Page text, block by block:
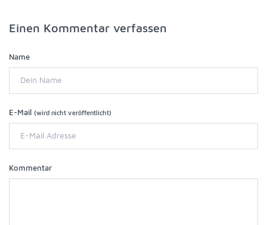
Einen Kommentar verfassen
Name
E-Mail (wird nicht veröffentlicht)
Kommentar